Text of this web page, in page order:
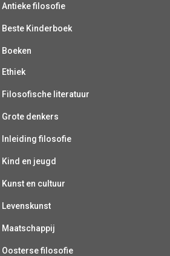
Antieke filosofie
Beste Kinderboek
Boeken
Ethiek
Filosofische literatuur
Grote denkers
Inleiding filosofie
Kind en jeugd
Kunst en cultuur
Levenskunst
Maatschappij
Oosterse filosofie